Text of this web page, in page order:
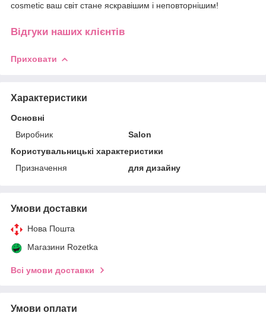
cosmetic ваш світ стане яскравішим і неповторнішим!
Відгуки наших клієнтів
Приховати
Характеристики
Основні
Виробник
Salon
Користувальницькі характеристики
Призначення
для дизайну
Умови доставки
Нова Пошта
Магазини Rozetka
Всі умови доставки
Умови оплати